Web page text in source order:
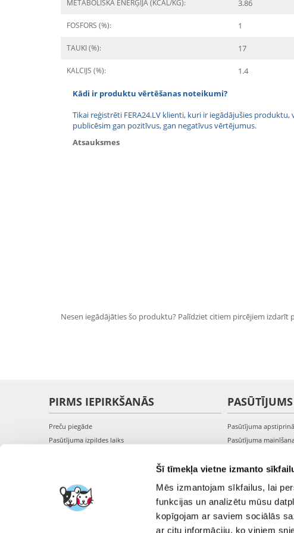
Šī tīmekļa vietne izmanto
Mēs izmantojam sīkfailus, lai
funkcijas un analizētu mūsu
kopīgojam ar saviem sociālās
ar citu informāciju, ko viņiem
METABOLISKĀ ENERĢIJA (KCAL/KG): 3.86
FOSFORS (%): 1
TAUKI (%): 17
KALCIJS (%): 1.4
Kādi ir produktu vērtēšanas noteikumi?
Tikai reģistrēti FERA24.LV klienti, kuri ir iegādājušies
publicēsim gan pozitīvus, gan negatīvus vērtējumus.
Atsauksmes
Nesen iegādājāties šo produktu? Palīdziet citiem pircējiem
PIRMS IEPIRKŠANĀS
Preču piegāde
Pasūtījuma izpildes laiks
Privātuma politika
PASŪTĪJUMS
Pasūtījuma
Pasūtījuma
Pieslēgšanās kontam